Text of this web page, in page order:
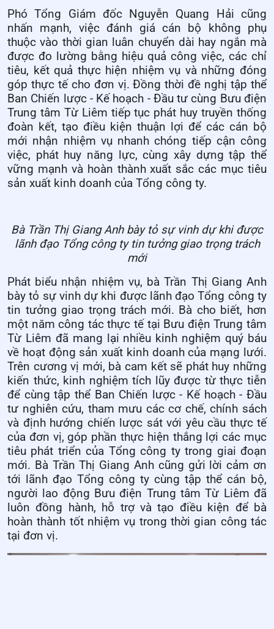
Phó Tổng Giám đốc Nguyễn Quang Hải cũng
nhấn mạnh, việc đánh giá cán bộ không phụ
thuộc vào thời gian luân chuyển dài hay ngắn mà
được đo lường bằng hiệu quả công việc, các chỉ
tiêu, kết quả thực hiện nhiệm vụ và những đóng
góp thực tế cho đơn vị. Đồng thời đề nghị tập thể
Ban Chiến lược - Kế hoạch - Đầu tư cùng Bưu điện
Trung tâm Từ Liêm tiếp tục phát huy truyền thống
đoàn kết, tạo điều kiện thuận lợi để các cán bộ
mới nhận nhiệm vụ nhanh chóng tiếp cận công
việc, phát huy năng lực, cùng xây dựng tập thể
vững mạnh và hoàn thành xuất sắc các mục tiêu
sản xuất kinh doanh của Tổng công ty.
Bà Trần Thị Giang Anh bày tỏ sự vinh dự khi được
lãnh đạo Tổng công ty tin tưởng giao trọng trách
mới
Phát biểu nhận nhiệm vụ, bà Trần Thị Giang Anh
bày tỏ sự vinh dự khi được lãnh đạo Tổng công ty
tin tưởng giao trọng trách mới. Bà cho biết, hơn
một năm công tác thực tế tại Bưu điện Trung tâm
Từ Liêm đã mang lại nhiều kinh nghiệm quý báu
về hoạt động sản xuất kinh doanh của mạng lưới.
Trên cương vị mới, bà cam kết sẽ phát huy những
kiến thức, kinh nghiệm tích lũy được từ thực tiễn
để cùng tập thể Ban Chiến lược - Kế hoạch - Đầu
tư nghiên cứu, tham mưu các cơ chế, chính sách
và định hướng chiến lược sát với yêu cầu thực tế
của đơn vị, góp phần thực hiện thắng lợi các mục
tiêu phát triển của Tổng công ty trong giai đoạn
mới. Bà Trần Thị Giang Anh cũng gửi lời cảm ơn
tới lãnh đạo Tổng công ty cùng tập thể cán bộ,
người lao động Bưu điện Trung tâm Từ Liêm đã
luôn đồng hành, hỗ trợ và tạo điều kiện để bà
hoàn thành tốt nhiệm vụ trong thời gian công tác
tại đơn vị.